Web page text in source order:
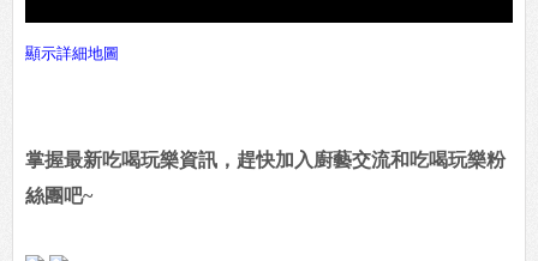
顯示詳細地圖
掌握最新吃喝玩樂資訊，趕快加入廚藝交流和吃喝玩樂粉
絲團吧~